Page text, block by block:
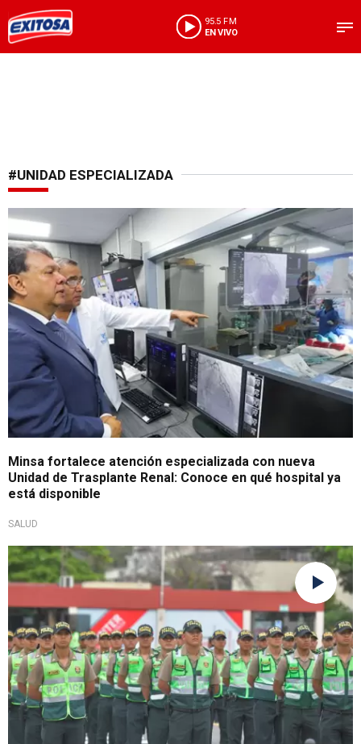
95.5 FM
EN VIVO
#UNIDAD ESPECIALIZADA
Nueva implementación
Minsa fortalece atención especializada con nueva
Unidad de Trasplante Renal: Conoce en qué hospital ya
está disponible
SALUD
¿Medida de emergencia?